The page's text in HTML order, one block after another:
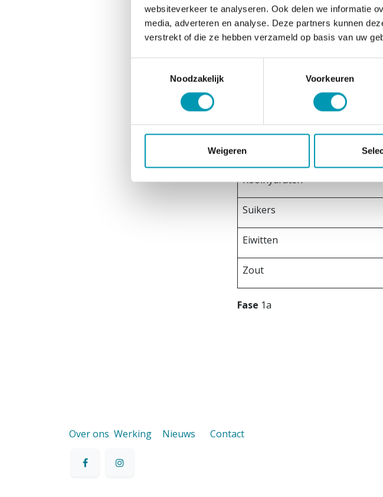
websiteverkeer te analyseren. Ook delen we informatie
media, adverteren en analyse. Deze partners kunnen
verstrekt of die ze hebben verzameld op basis van uw
Noodzakelijk
Voorkeuren
Weigeren
Kan sporen van melk en soja
Voedingswaarden
Voedingswaarde
Verzadigde vetten
Koolhydraten
Suikers
Eiwitten
Zout
Fase 1a
Over ons Werking Nieuws Contact